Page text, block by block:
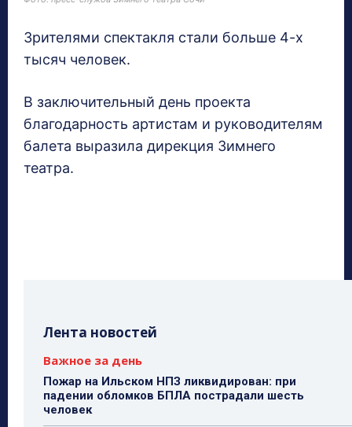
Зрителями спектакля стали больше 4-х
тысяч человек.
В заключительный день проекта
благодарность артистам и руководителям
балета выразила дирекция Зимнего
театра.
Лента новостей
Важное за день
Пожар на Ильском НПЗ ликвидирован: при
падении обломков БПЛА пострадали шесть
человек